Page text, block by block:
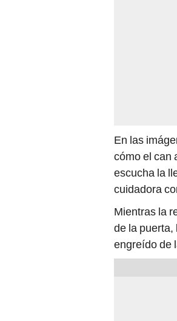
En las
cómo el can
escucha la
cuidadora
Mientras la
de la puerta,
engreído de